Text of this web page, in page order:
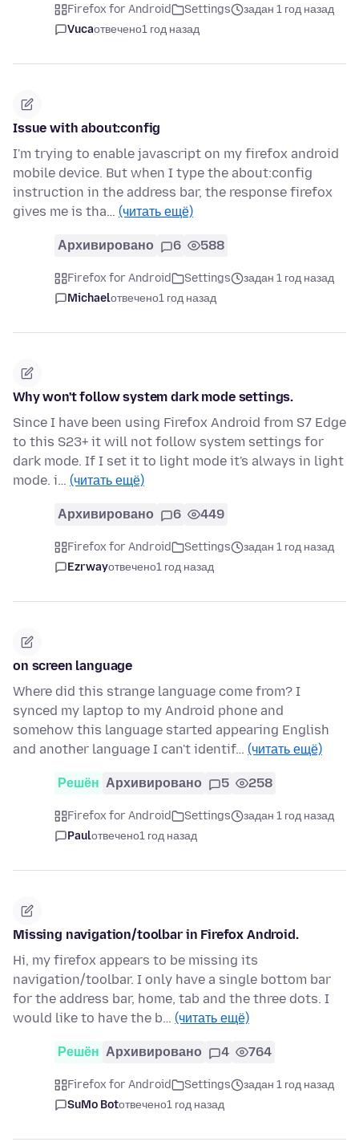
Firefox for Android Settings
задан 1 год назад
Vucaотвечено1 год назад
Issue with about:config
I'm trying to enable javascript on my firefox android
mobile device. But when I type the about:config
instruction in the address bar, the response firefox
gives me is tha… (читать ещё)
Архивировано 6 588
Firefox for Android Settings
задан 1 год назад
Michaelотвечено1 год назад
Why won't follow system dark mode settings.
Since I have been using Firefox Android from S7 Edge
to this S23+ it will not follow system settings for
dark mode. If I set it to light mode it's always in light
mode. i… (читать ещё)
Архивировано 6 449
Firefox for Android Settings
задан 1 год назад
Ezrwayотвечено1 год назад
on screen language
Where did this strange language come from? I
synced my laptop to my Android phone and
somehow this language started appearing English
and another language I can't identif… (читать ещё)
Решён Архивировано 5 258
Firefox for Android Settings
задан 1 год назад
Paulотвечено1 год назад
Missing navigation/toolbar in Firefox Android.
Hi, my firefox appears to be missing its
navigation/toolbar. I only have a single bottom bar
for the address bar, home, tab and the three dots. I
would like to have the b… (читать ещё)
Решён Архивировано 4 764
Firefox for Android Settings
задан 1 год назад
SuMo Botотвечено1 год назад